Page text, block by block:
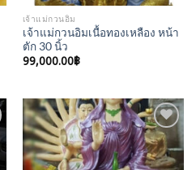
เจ้าแม่กวนอิม
เจ้าแม่กวนอิมเนื้อทองเหลือง หน้า
ตัก 30 นิ้ว
99,000.00฿
Add to
Wishlist